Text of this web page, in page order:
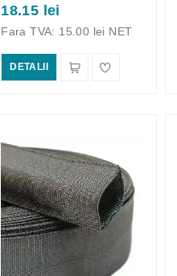
18.15 lei
Fara TVA: 15.00 lei NET
DETALII